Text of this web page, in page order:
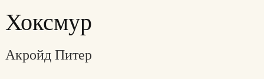
Хоксмур
Акройд Питер